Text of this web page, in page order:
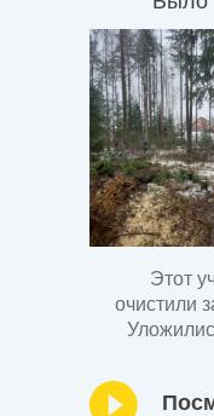
Этот
очистили